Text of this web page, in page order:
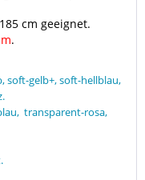
cm geeignet.
.
soft-gelb+, soft-hellblau,
transparent-rosa,